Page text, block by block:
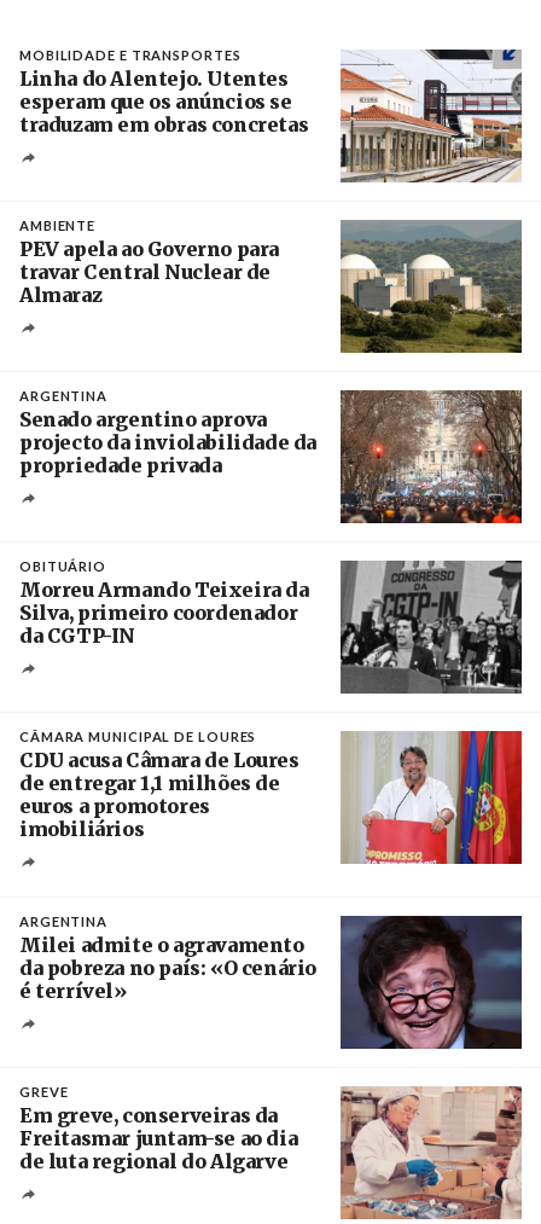
MOBILIDADE E TRANSPORTES
Linha do Alentejo. Utentes
esperam que os anúncios se
traduzam em obras concretas
AMBIENTE
PEV apela ao Governo para
travar Central Nuclear de
Almaraz
ARGENTINA
Senado argentino aprova
projecto da inviolabilidade da
propriedade privada
OBITUÁRIO
Morreu Armando Teixeira da
Silva, primeiro coordenador
da CGTP-IN
CÂMARA MUNICIPAL DE LOURES
CDU acusa Câmara de Loures
de entregar 1,1 milhões de
euros a promotores
imobiliários
ARGENTINA
Milei admite o agravamento
da pobreza no país: «O cenário
é terrível»
GREVE
Em greve, conserveiras da
Freitasmar juntam-se ao dia
de luta regional do Algarve